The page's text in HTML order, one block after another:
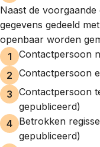
Naast de
gegevens gedeeld
openbaar worden
Contactpersoon
Contactpersoon
Contactpersoon
gepubliceerd)
Betrokken
gepubliceerd)